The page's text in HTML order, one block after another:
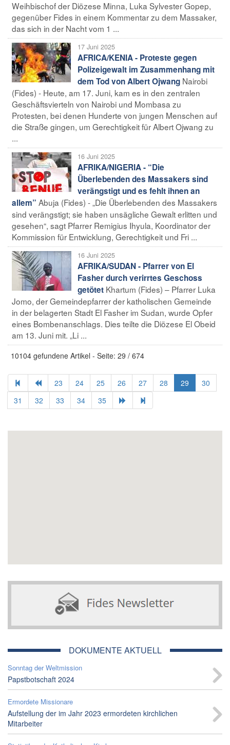
Weihbischof der Diözese Minna, Luka Sylvester Gopep,
gegenüber Fides in einem Kommentar zu dem Massaker,
das sich in der Nacht vom 1 ...
17 Juni 2025
AFRICA/KENIA - Proteste gegen
Polizeigewalt im Zusammenhang mit
dem Tod von Albert Ojwang Nairobi
(Fides) - Heute, am 17. Juni, kam es in den zentralen
Geschäftsvierteln von Nairobi und Mombasa zu
Protesten, bei denen Hunderte von jungen Menschen auf
die Straße gingen, um Gerechtigkeit für Albert Ojwang zu
...
16 Juni 2025
AFRIKA/NIGERIA - “Die
Überlebenden des Massakers sind
verängstigt und es fehlt ihnen an
allem” Abuja (Fides) - „Die Überlebenden des Massakers
sind verängstigt; sie haben unsägliche Gewalt erlitten und
gesehen“, sagt Pfarrer Remigius Ihyula, Koordinator der
Kommission für Entwicklung, Gerechtigkeit und Fri ...
16 Juni 2025
AFRIKA/SUDAN - Pfarrer von El
Fasher durch verirrtes Geschoss
getötet Khartum (Fides) – Pfarrer Luka
Jomo, der Gemeindepfarrer der katholischen Gemeinde
in der belagerten Stadt El Fasher im Sudan, wurde Opfer
eines Bombenanschlags. Dies teilte die Diözese El Obeid
am 13. Juni mit. „Li ...
10104 gefundene Artikel - Seite: 29 / 674
23 24 25 26 27 28 29
30
31
32 33 34 35
DOKUMENTE AKTUELL
Sonntag der Weltmission
Papstbotschaft 2024
Ermordete Missionare
Aufstellung der im Jahr 2023 ermordeten kirchlichen
Mitarbeiter